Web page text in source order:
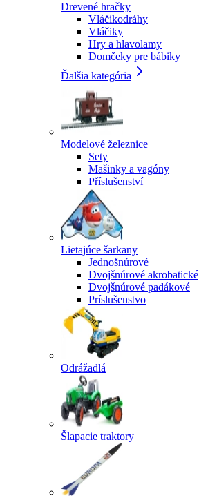
Drevené hračky
Vláčikodráhy
Vláčiky
Hry a hlavolamy
Domčeky pre bábiky
Ďalšia kategória
Modelové železnice
Sety
Mašinky a vagóny
Příslušenství
Lietajúce šarkany
Jednošnúrové
Dvojšnúrové akrobatické
Dvojšnúrové padákové
Príslušenstvo
Odrážadlá
Šlapacie traktory